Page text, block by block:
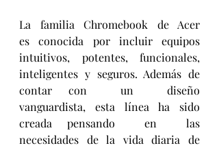
La  familia  Chromebook  de  Acer
es  conocida  por  incluir  equipos
intuitivos,  potentes,  funcionales,
inteligentes  y  seguros.  Además  de
contar con  un  diseño
vanguardista,  esta  línea  ha  sido
creada pensando  en  las
necesidades  de  la  vida  diaria  de